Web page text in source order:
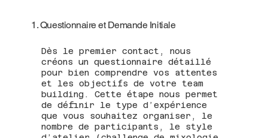
1. Questionnaire et Demande Initiale
Dès le premier contact, nous
créons un questionnaire détaillé
pour bien comprendre vos attentes
et les objectifs de votre team
building. Cette étape nous permet
de définir le type d’expérience
que vous souhaitez organiser, le
nombre de participants, le style